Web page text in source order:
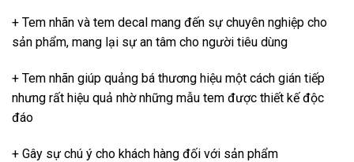
+ Tem nhãn và tem decal mang đến sự chuyên nghiệp cho
sản phẩm, mang lại sự an tâm cho người tiêu dùng
+ Tem nhãn giúp quảng bá thương hiệu một cách gián tiếp
nhưng rất hiệu quả nhờ những mẫu tem được thiết kế độc
đáo
+ Gây sự chú ý cho khách hàng đối với sản phẩm